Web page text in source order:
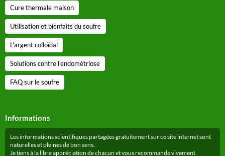
Cure thermale maison
Utilisation et bienfaits du soufre
L'argent colloïdal
Solutions contre l’endométriose
FAQ sur le soufre
Informations
Les informations scientifiques partagées gratuitement sur ce site internet sont
naturelles et pleines de bon sens.
Je tiens à la libre appréciation de chacun et vous recommande vivement